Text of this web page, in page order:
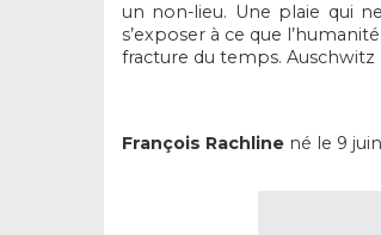
un non-lieu. Une plaie qui
s’exposer à ce que
fracture du temps. Auschwitz
François Rachline né le 9